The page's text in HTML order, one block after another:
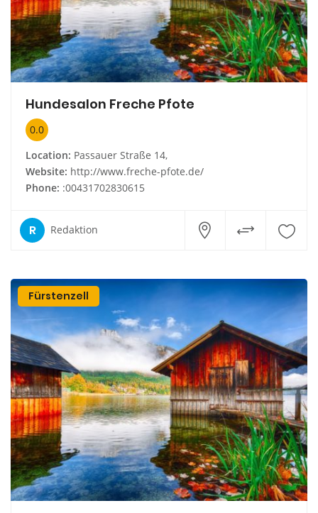
Hundesalon Freche Pfote
0.0
Location: Passauer Straße 14,
Website: http://www.freche-pfote.de/
Phone: :00431702830615
R Redaktion
Fürstenzell